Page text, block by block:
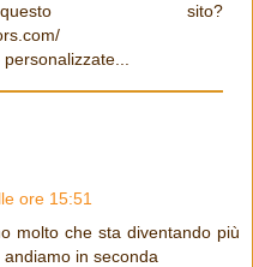
sito?
ore 15:51
molto che sta diventando più
in seconda